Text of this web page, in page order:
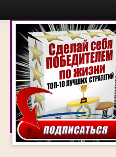
Главная
Бесплатное
Моя История
Об авторе
Обучение
Услуги
Аудио
Беседы с успешными людьми